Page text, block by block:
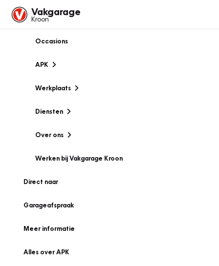
Vakgarage
Kroon
Occasions
APK
Werkplaats
Diensten
Over ons
Werken bij Vakgarage Kroon
Direct naar
Garageafspraak
Meer informatie
Alles over APK